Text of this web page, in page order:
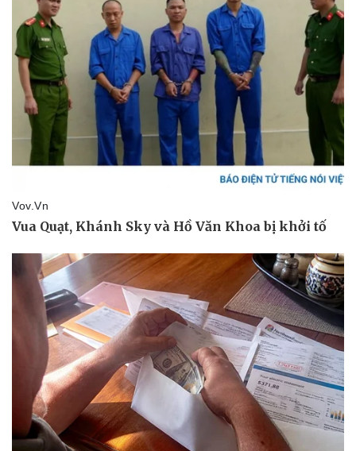
Thể thao
Bóng đá
Lịch thi đấu bóng đá
Thế giới thể thao
eSports
Hậu trường
Ô tô - Xe máy
Ô tô
Xe máy
Tư vấn